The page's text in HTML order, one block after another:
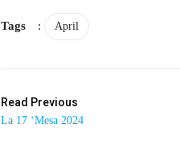
Tags : April
Read Previous
La 17 ‘Mesa 2024